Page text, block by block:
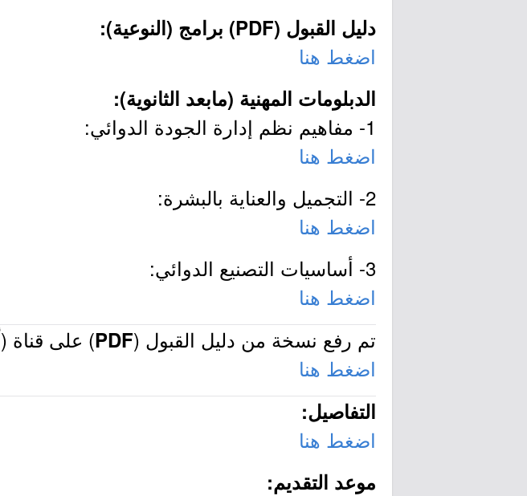
دليل القبول (PDF) برامج (النوعية):
اضغط هنا
الدبلومات المهنية (مابعد الثانوية):
1- مفاهيم نظم إدارة الجودة الدوائي:
اضغط هنا
2- التجميل والعناية بالبشرة:
اضغط هنا
3- أساسيات التصنيع الدوائي:
اضغط هنا
تم رفع نسخة من دليل القبول (PDF) على قناة (
اضغط هنا
التفاصيل:
اضغط هنا
موعد التقديم: